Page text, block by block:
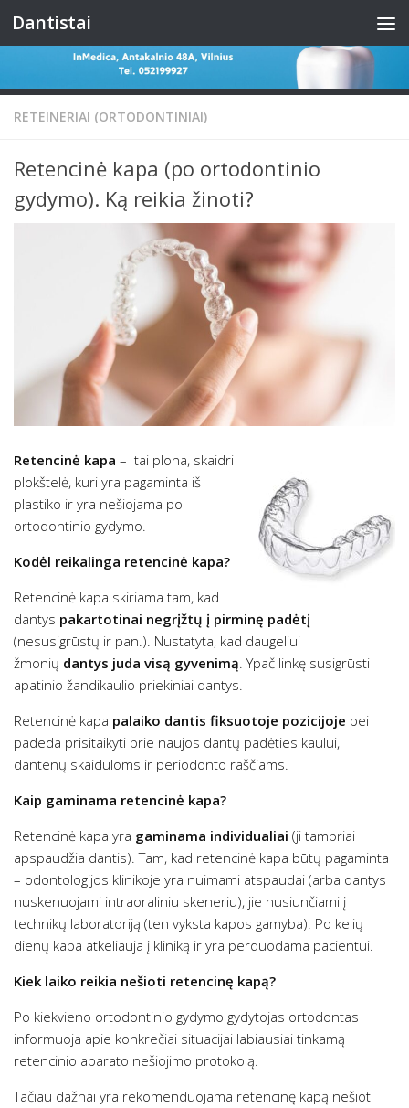
Skip to content
Dantistai
RETEINERIAI (ORTODONTINIAI)
Retencinė kapa (po ortodontinio
gydymo). Ką reikia žinoti?
Retencinė kapa – tai plona, skaidri
plokštelė, kuri yra pagaminta iš
plastiko ir yra nešiojama po
ortodontinio gydymo.
Kodėl reikalinga retencinė kapa?
Retencinė kapa skiriama tam, kad
dantys pakartotinai negrįžtų į pirminę padėtį
(nesusigrūstų ir pan.). Nustatyta, kad daugeliui
žmonių dantys juda visą gyvenimą. Ypač linkę susigrūsti
apatinio žandikaulio priekiniai dantys.
Retencinė kapa palaiko dantis fiksuotoje pozicijoje bei
padeda prisitaikyti prie naujos dantų padėties kaului,
dantenų skaiduloms ir periodonto raščiams.
Kaip gaminama retencinė kapa?
Retencinė kapa yra gaminama individualiai (ji tampriai
apspaudžia dantis). Tam, kad retencinė kapa būtų pagaminta
– odontologijos klinikoje yra nuimami atspaudai (arba dantys
nuskenuojami intraoraliniu skeneriu), jie nusiunčiami į
technikų laboratoriją (ten vyksta kapos gamyba). Po kelių
dienų kapa atkeliauja į kliniką ir yra perduodama pacientui.
Kiek laiko reikia nešioti retencinę kapą?
Po kiekvieno ortodontinio gydymo gydytojas ortodontas
informuoja apie konkrečiai situacijai labiausiai tinkamą
retencinio aparato nešiojimo protokolą.
Tačiau dažnai yra rekomenduojama retencinę kapą nešioti